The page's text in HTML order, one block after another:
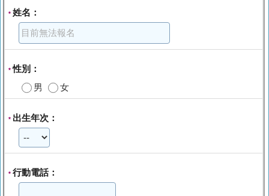
* 姓名：
*性別：
男
女
* 出生年次：
* 行動電話：